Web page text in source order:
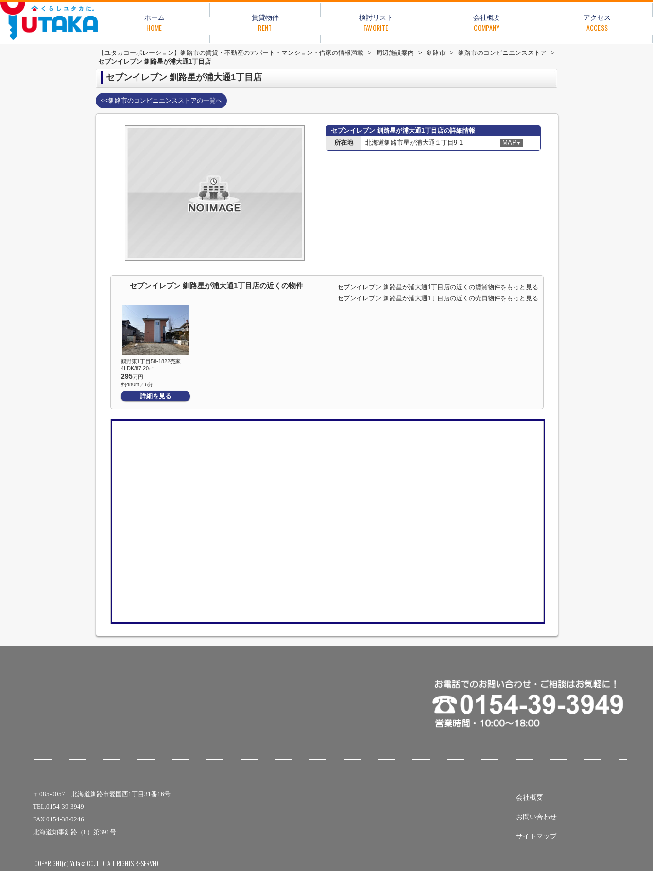
ホーム
HOME
賃貸物件
RENT
検討リスト
FAVORITE
会社概要
COMPANY
アクセス
ACCESS
【ユタカコーポレーション】釧路市の賃貸・不動産のアパート・マンション・借家の情報満載 > 周辺施設案内 > 釧路市 > 釧路市のコンビニエンスストア
>
セブンイレブン 釧路星が浦大通1丁目店
セブンイレブン 釧路星が浦大通1丁目店
<<釧路市のコンビニエンスストアの一覧へ
セブンイレブン 釧路星が浦大通1丁目店の詳細情報
所在地
北海道釧路市星が浦大通１丁目9-1 MAP ▼
セブンイレブン 釧路星が浦大通1丁目店の近くの物件
セブンイレブン 釧路星が浦大通1丁目店の近くの賃貸物件をもっと見る
セブンイレブン 釧路星が浦大通1丁目店の近くの売買物件をもっと見る
鶴野東1丁目58-1822売家
4LDK/87.20㎡
295万円
約480m／6分
詳細を見る
〒085-0057 北海道釧路市愛国西1丁目31番16号
TEL.0154-39-3949
FAX.0154-38-0246
北海道知事釧路（8）第391号
COPYRIGHT(c) Yutaka CO.,LTD. ALL RIGHTS RESERVED.
会社概要
お問い合わせ
サイトマップ